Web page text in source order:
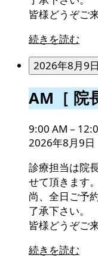
皆様どうぞご
続きを読む
2026年8月9日
AM［
院
長
］
AM［ 院
9:00 AM –
2026年8月9日
診療担当は院
せて頂きます。
尚、全日ご予
了承下さい。
皆様どうぞご
続きを読む